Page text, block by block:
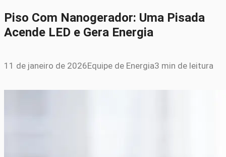
Piso Com Nanogerador: Uma Pisada
Acende LED e Gera Energia
11 de janeiro de 2026Equipe de Energia3 min de leitura